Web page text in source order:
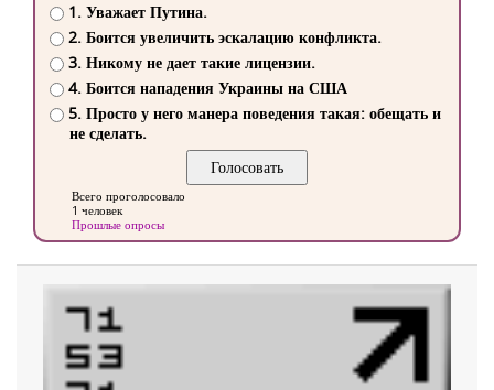
1. Уважает Путина.
2. Боится увеличить эскалацию конфликта.
3. Никому не дает такие лицензии.
4. Боится нападения Украины на США
5. Просто у него манера поведения такая: обещать и
не сделать.
Всего проголосовало
1 человек
Прошлые опросы